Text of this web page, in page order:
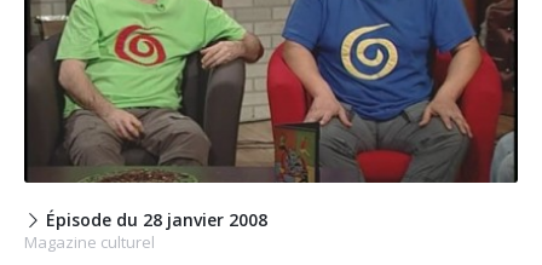
Épisode du 28 janvier 2008
Magazine culturel